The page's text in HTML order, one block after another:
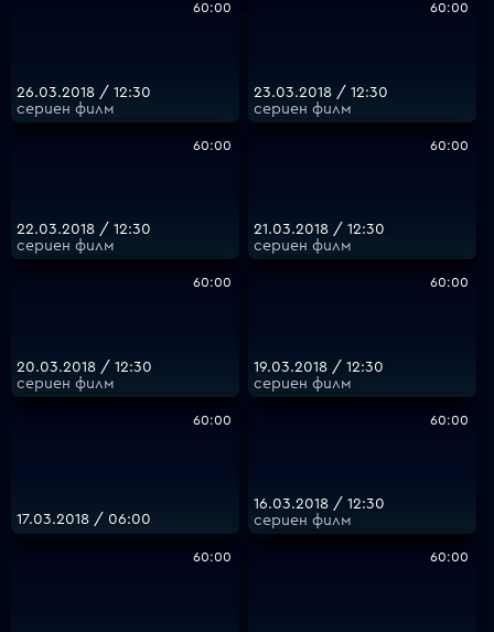
60:00
26.03.2018 / 12:30
сериен филм
60:00
23.03.2018 / 12:30
сериен филм
60:00
22.03.2018 / 12:30
сериен филм
60:00
21.03.2018 / 12:30
сериен филм
60:00
20.03.2018 / 12:30
сериен филм
60:00
19.03.2018 / 12:30
сериен филм
60:00
17.03.2018 / 06:00
60:00
16.03.2018 / 12:30
сериен филм
60:00 60:00